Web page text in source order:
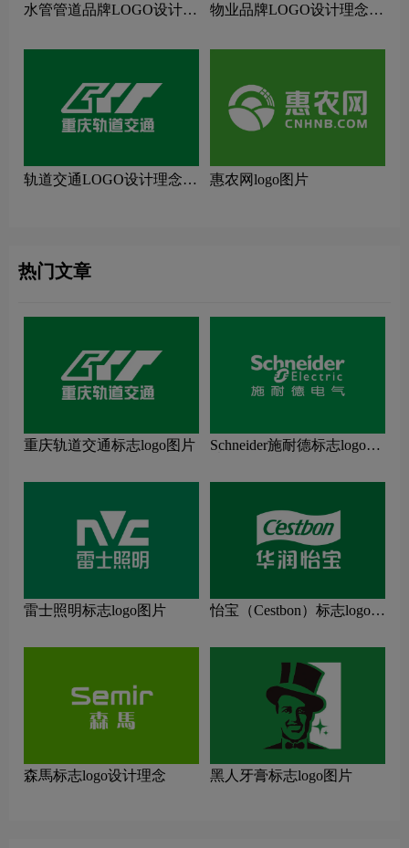
水管管道品牌LOGO设计理
物业品牌LOGO设计理念解
轨道交通LOGO设计理念解
惠农网logo图片
热门文章
重庆轨道交通标志logo图片
Schneider施耐德标志logo图
雷士照明标志logo图片
怡宝（Cestbon）标志logo图
森馬标志logo设计理念 黑人牙膏标志logo图片